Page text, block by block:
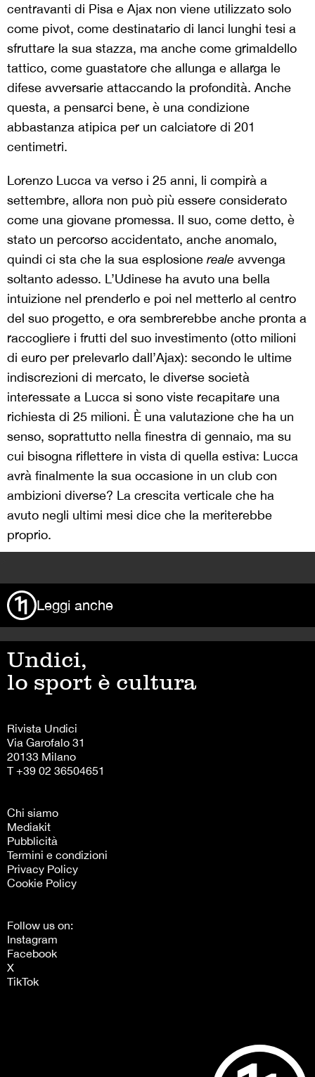
centravanti di Pisa e Ajax non viene utilizzato solo
come pivot, come destinatario di lanci lunghi tesi a
sfruttare la sua stazza, ma anche come grimaldello
tattico, come guastatore che allunga e allarga le
difese avversarie attaccando la profondità. Anche
questa, a pensarci bene, è una condizione
abbastanza atipica per un calciatore di 201
centimetri.
Lorenzo Lucca va verso i 25 anni, li compirà a
settembre, allora non può più essere considerato
come una giovane promessa. Il suo, come detto, è
stato un percorso accidentato, anche anomalo,
quindi ci sta che la sua esplosione reale avvenga
soltanto adesso. L’Udinese ha avuto una bella
intuizione nel prenderlo e poi nel metterlo al centro
del suo progetto, e ora sembrerebbe anche pronta a
raccogliere i frutti del suo investimento (otto milioni
di euro per prelevarlo dall’Ajax): secondo le ultime
indiscrezioni di mercato, le diverse società
interessate a Lucca si sono viste recapitare una
richiesta di 25 milioni. È una valutazione che ha un
senso, soprattutto nella finestra di gennaio, ma su
cui bisogna riflettere in vista di quella estiva: Lucca
avrà finalmente la sua occasione in un club con
ambizioni diverse? La crescita verticale che ha
avuto negli ultimi mesi dice che la meriterebbe
proprio.
Leggi anche
Undici,
lo sport è cultura
Rivista Undici
Via Garofalo 31
20133 Milano
T +39 02 36504651
Chi siamo
Mediakit
Pubblicità
Termini e condizioni
Privacy Policy
Cookie Policy
Follow us on:
Instagram
Facebook
X
TikTok